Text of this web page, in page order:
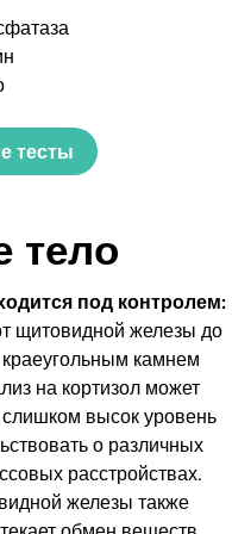
тесты
тело
под контролем:
щитовидной железы до
камнем
на кортизол может
высок уровень
о различных
расстройствах.
железы также